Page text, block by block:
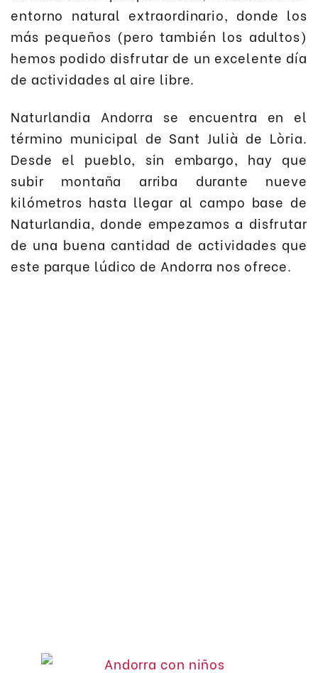
entorno natural extraordinario, donde los
más pequeños (pero también los adultos)
hemos podido disfrutar de un excelente día
de actividades al aire libre.
Naturlandia Andorra se encuentra en el
término municipal de Sant Julià de Lòria.
Desde el pueblo, sin embargo, hay que
subir montaña arriba durante nueve
kilómetros hasta llegar al campo base de
Naturlandia, donde empezamos a disfrutar
de una buena cantidad de actividades que
este parque lúdico de Andorra nos ofrece.